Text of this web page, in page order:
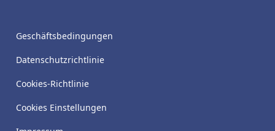
Geschäftsbedingungen
Datenschutzrichtlinie
Cookies-Richtlinie
Cookies Einstellungen